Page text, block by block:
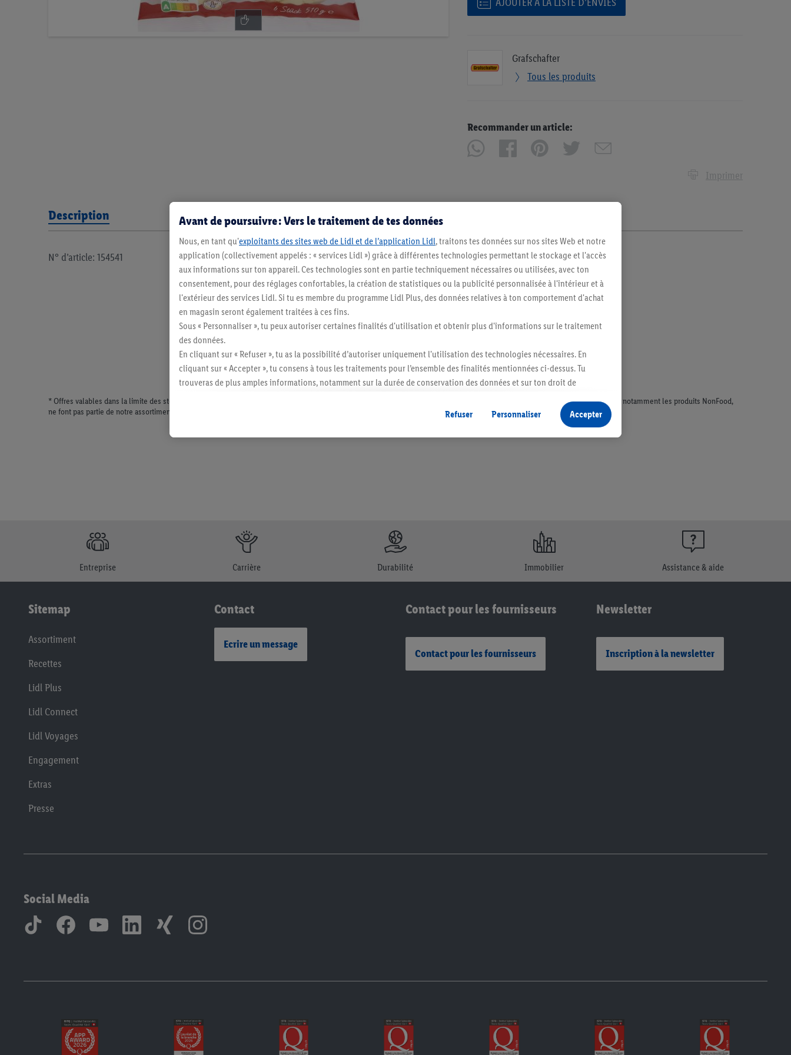
Grafschafter
Tous les produits
Recommander un article:
Imprimer
Description
N° d’article: 154541
* Offres valables dans la limite des stocks disponibles. Vente limitée à des quantités usuelles pour un ménage. Vendu sans décoration. Les produits faisant l'objet de la publicité, notamment les produits NonFood,
ne font pas partie de notre assortiment de produits permanents. Ill. semblables.
Entreprise Carrière Durabilité Immobilier Assistance & aide
Sitemap
Assortiment
Recettes
Lidl Plus
Lidl Connect
Lidl Voyages
Engagement
Extras
Presse
Contact
Ecrire un message
Contact pour les fournisseurs
Contact pour les fournisseurs
Newsletter
Inscription à la newsletter
Social Media
Avant de poursuivre : Vers le traitement de tes données
Nous, en tant qu'exploitants des sites web de Lidl et de l’application Lidl, traitons tes données sur nos sites Web et notre
application (collectivement appelés : « services Lidl ») grâce à différentes technologies permettant le stockage et l'accès
aux informations sur ton appareil. Ces technologies sont en partie techniquement nécessaires ou utilisées, avec ton
consentement, pour des réglages confortables, la création de statistiques ou la publicité personnalisée à l'intérieur et à
l'extérieur des services Lidl. Si tu es membre du programme Lidl Plus, des données relatives à ton comportement d'achat
en magasin seront également traitées à ces fins.
Sous « Personnaliser », tu peux autoriser certaines finalités d'utilisation et obtenir plus d'informations sur le traitement
des données.
En cliquant sur « Refuser », tu as la possibilité d’autoriser uniquement l'utilisation des technologies nécessaires. En
cliquant sur « Accepter », tu consens à tous les traitements pour l’ensemble des finalités mentionnées ci-dessus. Tu
trouveras de plus amples informations, notamment sur la durée de conservation des données et sur ton droit de
Refuser Personnaliser Accepter